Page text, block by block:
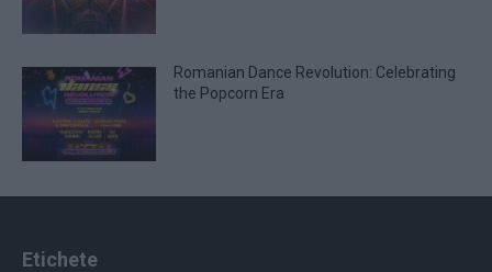
Romanian Dance Revolution: Celebrating
the Popcorn Era
Etichete